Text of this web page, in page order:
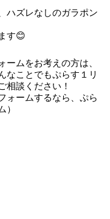
ハズレなしのガラポン
す😊
ームをお考えの方は、
なことでもぷらす１リ
相談ください！
ォームするなら、ぷら
）